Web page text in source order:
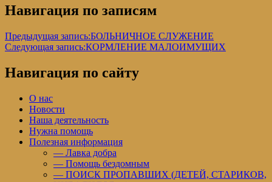
Навигация по записям
Предыдущая запись:БОЛЬНИЧНОЕ СЛУЖЕНИЕ
Следующая запись:КОРМЛЕНИЕ МАЛОИМУЩИХ
Навигация по сайту
О нас
Новости
Наша деятельность
Нужна помощь
Полезная информация
— Лавка добра
— Помощь бездомным
— ПОИСК ПРОПАВШИХ (ДЕТЕЙ, СТАРИКОВ,